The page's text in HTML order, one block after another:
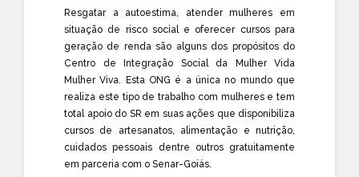
Resgatar a autoestima, atender mulheres em
situação de risco social e oferecer cursos para
geração de renda são alguns dos propósitos do
Centro de Integração Social da Mulher Vida
Mulher Viva. Esta ONG é a única no mundo que
realiza este tipo de trabalho com mulheres e tem
total apoio do SR em suas ações que disponibiliza
cursos de artesanatos, alimentação e nutrição,
cuidados pessoais dentre outros gratuitamente
em parceria com o Senar-Goiás.